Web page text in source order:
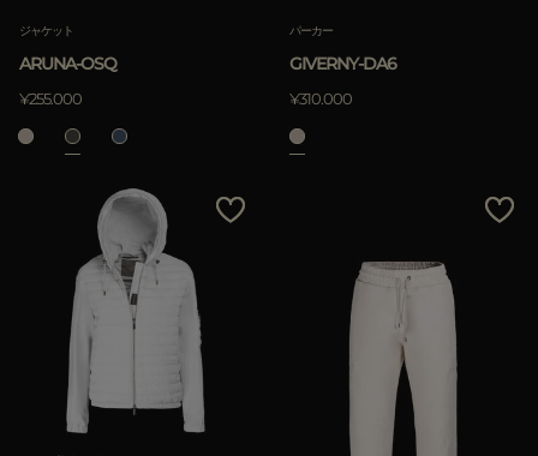
ジャケット
ARUNA-OSQ
¥255.000
パーカー
GIVERNY-DA6
¥310.000